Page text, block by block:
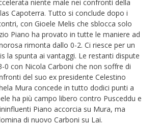
niente male nei confronti della
Capoterra. Tutto si conclude dopo i
con Gioele Melis che sblocca solo
Piano ha provato in tutte le maniere ad
rimonta dallo 0-2. Ci riesce per un
la spunta ai vantaggi. Le restanti dispute
0 con Nicola Carboni che non soffre di
del suo ex presidente Celestino
Mura concede in tutto dodici punti a
ha più campo libero contro Pusceddu e
Piano accorcia su Mura, ma
di nuovo Carboni su Lai.